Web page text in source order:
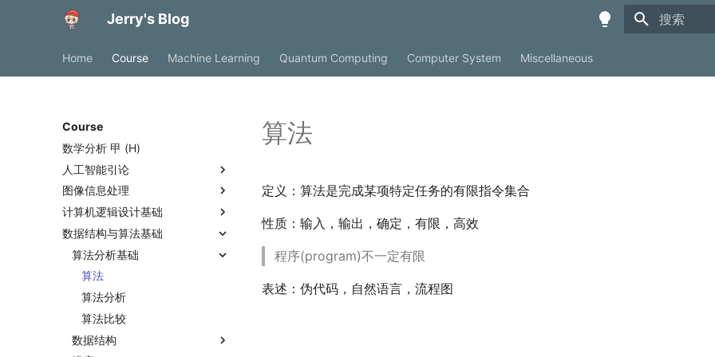
Jerry's Blog
Home Course Machine Learning Quantum Computing Computer System Miscellaneous
Course
数学分析 甲 (H)
人工智能引论
知识表达与推理
命题逻辑
谓词逻辑
知识图谱推理
概率图推理
因果推理
搜索探寻与问题求解
搜索基本概念
贪婪最佳优先搜索
A-star搜索
Minimax搜索
alpha-beta搜索
蒙特卡洛树搜索
机器学习
基本概念
回归分析
决策树
LDA
PCA
神经网络与深度学习
概述
神经网络参数优化
神经网络正则化
卷积神经网络
强化学习
基本概念
马尔可夫决策过程
强化学习问题定义
人工智能博弈
基本概念
纳什均衡
人工智能伦理与安全
人工智能伦理
图像信息处理
Basic concept and
programming introduction
Basic principle of imaging
Color space
Image format
JPEG(Joint Photographic
Experts Group) format
TIFF(Tagged Image File
Binary Image and
Morphological Operation
Binary Image
Morphology
Basic operation
Image grayscale transform
Geometric transform
Interpolation
计算机逻辑设计基础
Digital Systems and
Information
Combinational Logic
Circuits
Gate Circuits and Boolean
Equations
Circuit Optimization
Combinational Logic
Design
Combinational Logic
Sequential Circuit
数据结构与算法基础
算法分析基础
算法
算法分析
算法比较
数据结构
算法
定义：算法是完成某项特定任务的有限指令集合
性质：输入，输出，确定，有限，高效
程序(program)不一定有限
表述：伪代码，自然语言，流程图